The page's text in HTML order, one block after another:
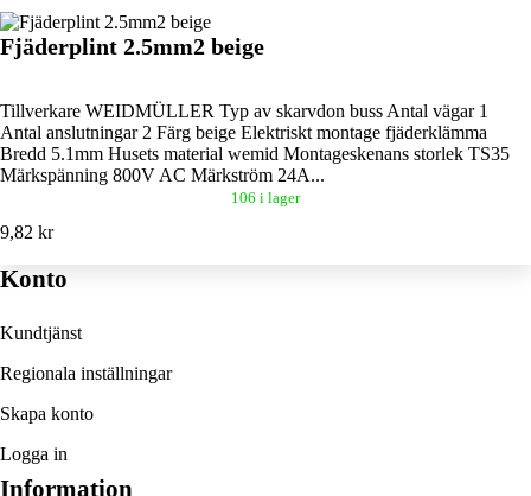
Fjäderplint 2.5mm2 beige
Tillverkare WEIDMÜLLER Typ av skarvdon buss Antal vägar 1
Antal anslutningar 2 Färg beige Elektriskt montage fjäderklämma
Bredd 5.1mm Husets material wemid Montageskenans storlek TS35
Märkspänning 800V AC Märkström 24A...
106 i lager
9,82 kr
Konto
Kundtjänst
Regionala inställningar
Skapa konto
Logga in
Information